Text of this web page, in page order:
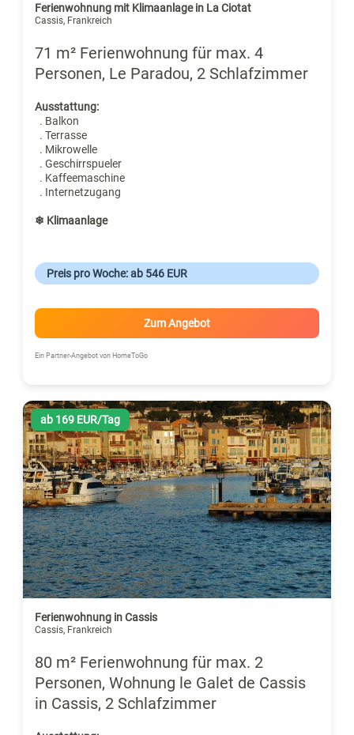
Ferienwohnung mit Klimaanlage in La Ciotat
Cassis, Frankreich
71 m² Ferienwohnung für max. 4
Personen, Le Paradou, 2 Schlafzimmer
Ausstattung:
. Balkon
. Terrasse
. Mikrowelle
. Geschirrspueler
. Kaffeemaschine
. Internetzugang
❄ Klimaanlage
Preis pro Woche: ab 546 EUR
Zum Angebot
Ein Partner-Angebot von HomeToGo
ab 169 EUR/Tag
Ferienwohnung in Cassis
Cassis, Frankreich
80 m² Ferienwohnung für max. 2
Personen, Wohnung le Galet de Cassis
in Cassis, 2 Schlafzimmer